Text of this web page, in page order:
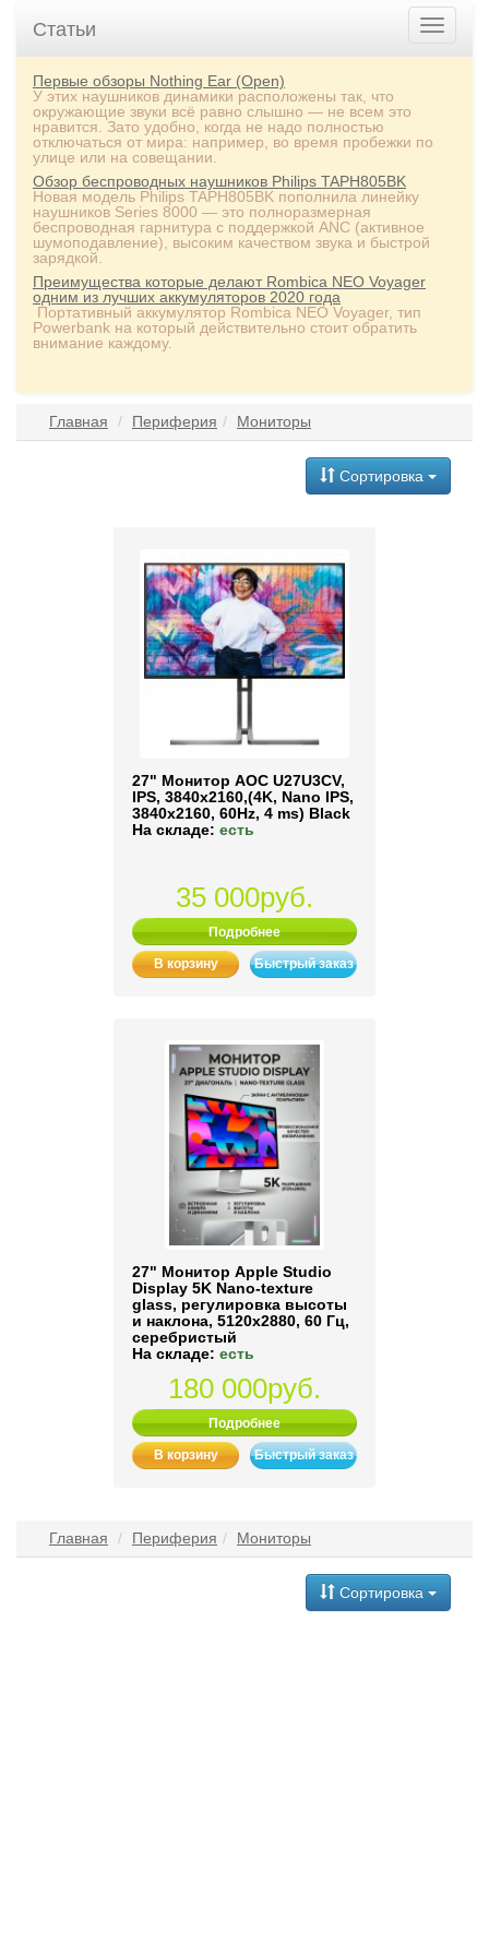
Статьи
Первые обзоры Nothing Ear (Open)
У этих наушников динамики расположены так, что
окружающие звуки всё равно слышно — не всем это
нравится. Зато удобно, когда не надо полностью
отключаться от мира: например, во время пробежки по
улице или на совещании.
Обзор беспроводных наушников Philips TAPH805BK
Новая модель Philips TAPH805BK пополнила линейку
наушников Series 8000 — это полноразмерная
беспроводная гарнитура с поддержкой ANC (активное
шумоподавление), высоким качеством звука и быстрой
зарядкой.
Преимущества которые делают Rombica NEO Voyager
одним из лучших аккумуляторов 2020 года
Портативный аккумулятор Rombica NEO Voyager, тип
Powerbank на который действительно стоит обратить
внимание каждому.
Главная Периферия Мониторы
Сортировка
27" Монитор AOC U27U3CV,
IPS, 3840x2160,(4K, Nano IPS,
3840x2160, 60Hz, 4 ms) Black
На складе: есть
35 000руб.
Подробнее
В корзину Быстрый заказ
27" Монитор Apple Studio
Display 5K Nano-texture
glass, регулировка высоты
и наклона, 5120x2880, 60 Гц,
серебристый
На складе: есть
180 000руб.
Подробнее
В корзину Быстрый заказ
Главная Периферия Мониторы
Сортировка